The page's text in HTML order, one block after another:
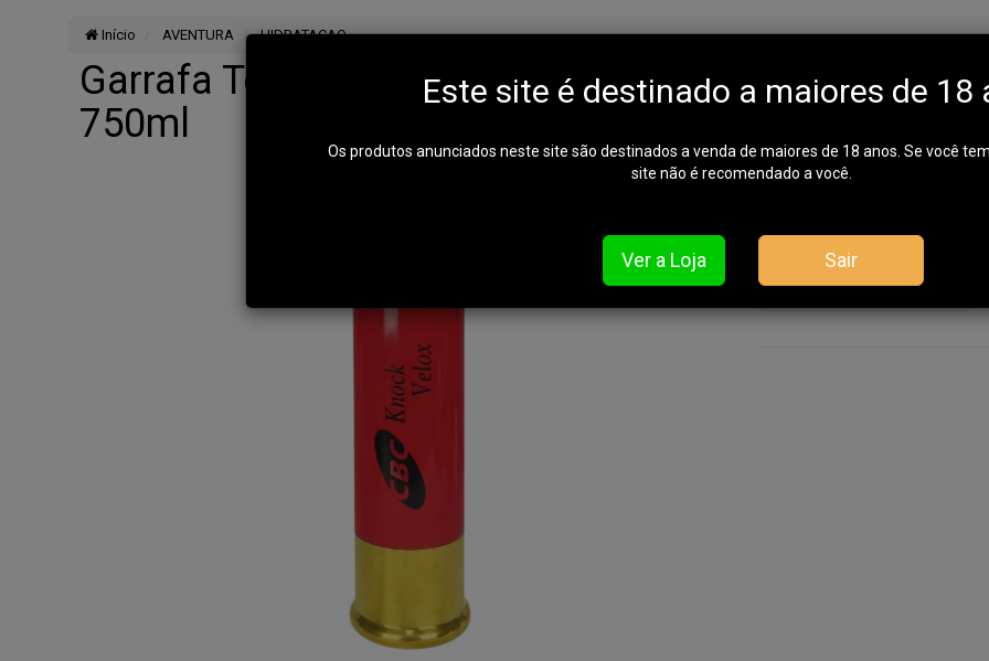
Início AVENTURA HIDRATACAO
Garrafa Termica Cartucho Cbc Knock Velox
750ml
REF: 704-069040391 Garrafa
Este site é destinado a maiores de 18
Os produtos anunciados neste site são destinados a venda de maiores de 18 anos. Se você
site não é recomendado a você.
Ver a Loja Sair